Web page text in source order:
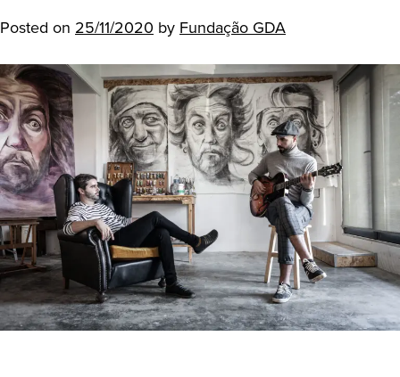
Posted on 25/11/2020 by Fundação GDA